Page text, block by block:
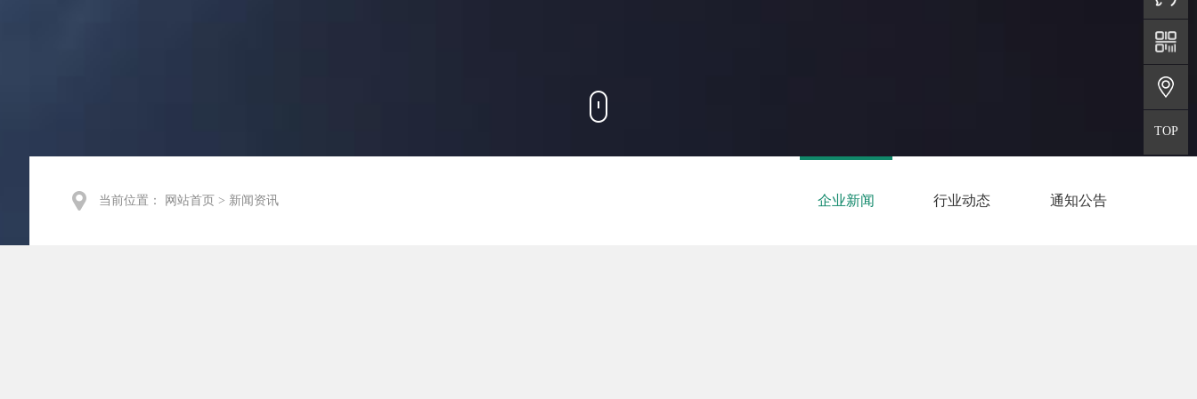
当前位置： 网站首页 > 新闻资讯 企业新闻 行业动态 通知公告
地址
TOP
返回顶部